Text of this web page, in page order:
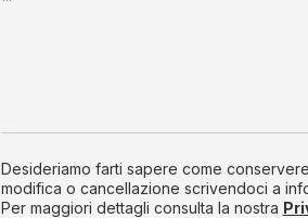
Desideriamo farti sapere come
modifica o cancellazione scrivendoci a
Per maggiori dettagli consulta la nostra